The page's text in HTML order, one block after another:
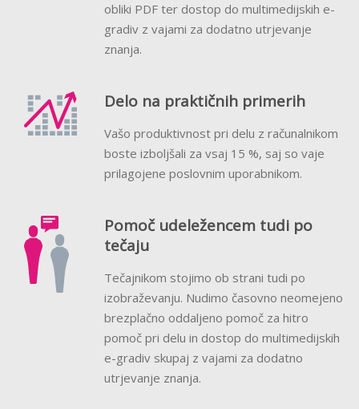
obliki PDF ter dostop do multimedijskih e-
gradiv z vajami za dodatno utrjevanje
znanja.
Delo na praktičnih primerih
Vašo produktivnost pri delu z računalnikom
boste izboljšali za vsaj 15 %, saj so vaje
prilagojene poslovnim uporabnikom.
Pomoč udeležencem tudi po
tečaju
Tečajnikom stojimo ob strani tudi po
izobraževanju. Nudimo časovno neomejeno
brezplačno oddaljeno pomoč za hitro
pomoč pri delu in dostop do multimedijskih
e-gradiv skupaj z vajami za dodatno
utrjevanje znanja.